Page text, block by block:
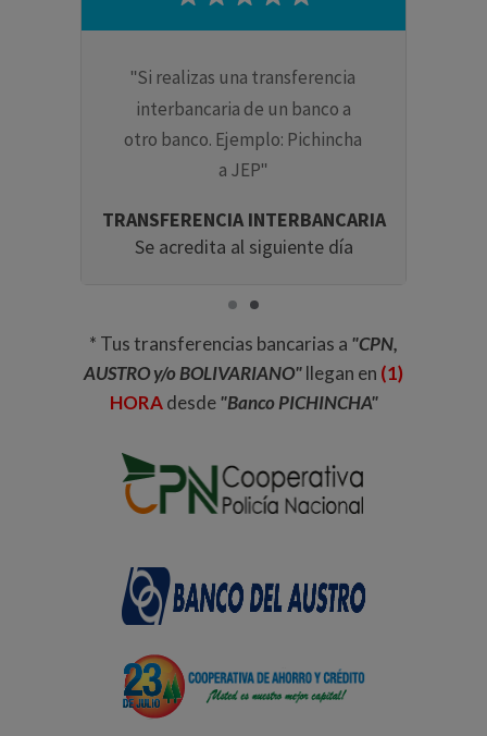
Si realizas una transferencia
interbancaria de un banco a
otro banco. Ejemplo: Pichincha
a JEP
TRANSFERENCIA INTERBANCARIA
Se acredita al siguiente día
* Tus transferencias bancarias a "CPN,
AUSTRO y/o BOLIVARIANO"llegan en (1)
HORAdesde"Banco PICHINCHA"